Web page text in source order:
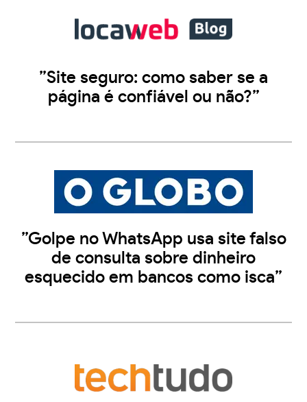
”Site seguro: como saber se a
página é confiável ou não?”
”Golpe no WhatsApp usa site falso
de consulta sobre dinheiro
esquecido em bancos como isca”